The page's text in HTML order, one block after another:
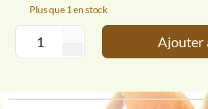
Plus que 1 en stock
Ajouter